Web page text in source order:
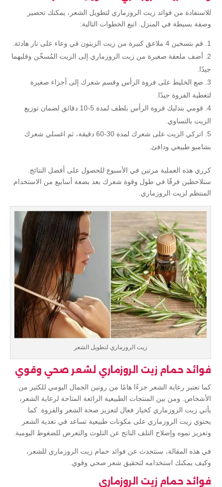
للاستفادة من فوائد زيت الروزماري لتطويل الشعر، يمكنك تحضير
وصفة بسيطة في المنزل. اتبع الخطوات التالية:
قم بتسخين 4 ملاعق كبيرة من زيت الزيتون في وعاء على نار هادئة.
أضف ملعقة صغيرة من زيت الروزماري إلى الزيت المُسخّن وقلبهما
جيدًا.
ضع الخليط على فروة الرأس وقسم شعرك إلى أجزاء صغيرة
لتغطية الفروة جيدًا.
قومي بتدليك فروة الرأس بلطف لمدة 5-10 دقائق لضمان توزيع
الزيت بالتساوي.
اتركي الزيت على شعرك لمدة 30-60 دقيقة، ثم اغسلي شعرك
بشامبو طبيعي ودافئ.
كرري هذه العملية مرتين في الأسبوع للحصول على أفضل النتائج.
ستلاحظين فرقًا في طول وقوة شعرك بعد بضعة أسابيع من الاستخدام
المنتظم لزيت الروزماري.
زيت الروزماري لتطويل الشعر
فوائد حمام زيت الروزماري لشعر صحي وقوي
كما تعتبر رعاية الشعر جزءًا هامًا من روتين الجمال اليومي للكثير من
الأشخاص. ومن بين المنتجات الطبيعية الرائعة المتاحة لرعاية الشعر،
يأتي زيت الروزماري كخيار فعال لتعزيز صحة الشعر والفروة. كما
يحتوي زيت الروزماري على مكونات طبيعية تساعد في تغذية الشعر
وتعزيز نموه وإصلاح التلف الناتج عن التلوث والتعرض للضغوط اليومية.
في هذه المقالة، سنتحدث عن فوائد حمام زيت الروزماري للشعر،
وكيف يمكنك استخدامه لتحقيق شعر صحي وقوي.
فوائد حمام زيت الروزماري